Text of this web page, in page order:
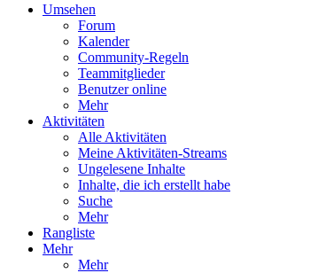
Umsehen
Forum
Kalender
Community-Regeln
Teammitglieder
Benutzer online
Mehr
Aktivitäten
Alle Aktivitäten
Meine Aktivitäten-Streams
Ungelesene Inhalte
Inhalte, die ich erstellt habe
Suche
Mehr
Rangliste
Mehr
Mehr